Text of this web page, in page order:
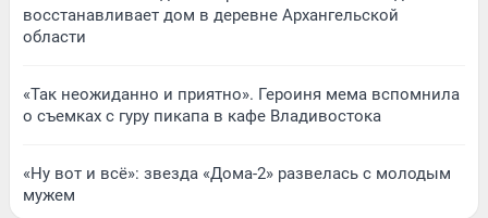
восстанавливает дом в деревне Архангельской
области
«Так неожиданно и приятно». Героиня мема вспомнила
о съемках с гуру пикапа в кафе Владивостока
«Ну вот и всё»: звезда «Дома-2» развелась с молодым
мужем